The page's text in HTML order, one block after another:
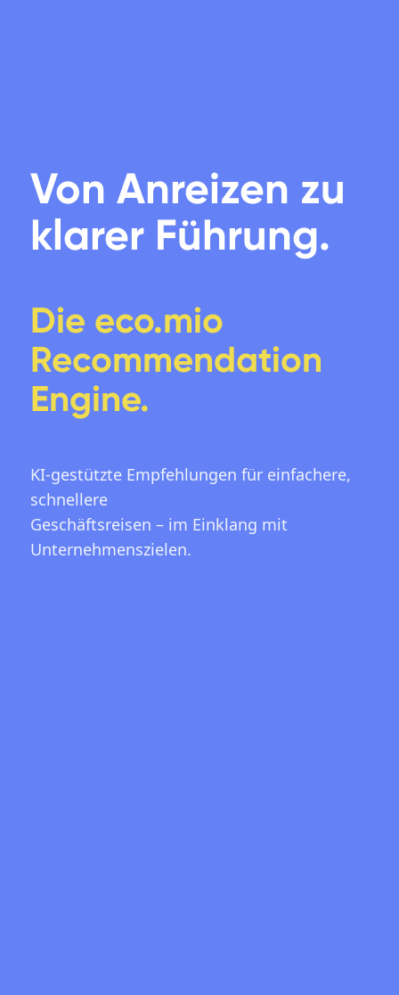
Von Anreizen zu
klarer Führung.
Die eco.mio
Recommendation
Engine.
KI-gestützte Empfehlungen für einfachere,
schnellere
Geschäftsreisen – im Einklang mit
Unternehmenszielen.